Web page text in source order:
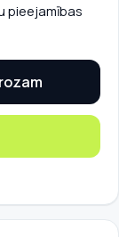
pieejamības